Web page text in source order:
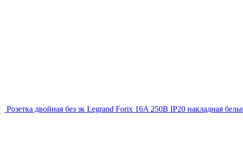
Розетка двойная без зк Legrand Forix 16A 250В IP20 накладная